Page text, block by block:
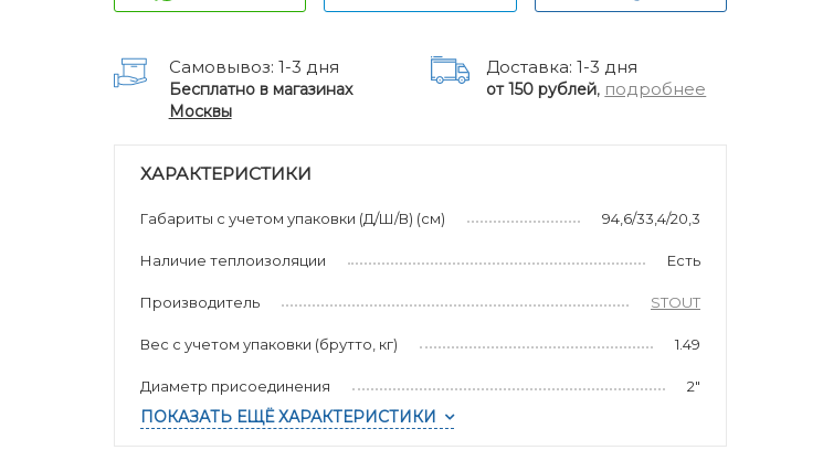
Самовывоз: 1-3 дня
Бесплатно в магазинах
Москвы
Доставка: 1-3 дня
от 150 рублей, подробнее
ХАРАКТЕРИСТИКИ
Габариты с учетом упаковки (Д/Ш/В) (см) 94,6/33,4/20,3
Наличие теплоизоляции Есть
Производитель STOUT
Вес с учетом упаковки (брутто, кг) 1.49
Диаметр присоединения 2"
ПОКАЗАТЬ ЕЩЁ ХАРАКТЕРИСТИКИ